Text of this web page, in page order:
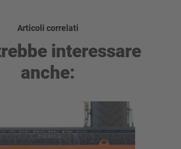
Articoli correlati
interessare
anche: